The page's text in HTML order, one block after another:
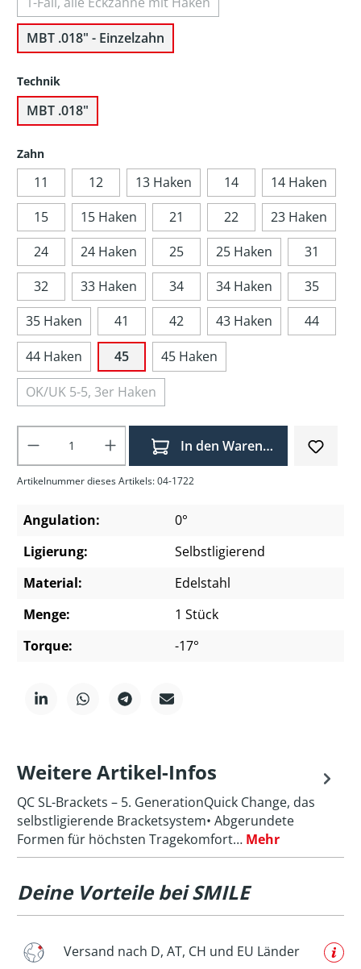
MBT .018" - Einzelzahn
Technik
MBT .018"
Zahn
11 12 13 Haken 14
14 Haken
15
15 Haken 21 22
23 Haken
24
24 Haken 25 25 Haken
31
32
33 Haken 34 34 Haken
35
35 Haken
41 42 43 Haken
44
44 Haken
45
45 Haken
OK/UK 5-5, 3er Haken
Produkt Anzahl: Gib den gewünschten
In den Warenkorb
Artikelnummer dieses Artikels: 04-1722
Angulation:
0°
Ligierung:
Selbstligierend
Material:
Edelstahl
Menge:
1 Stück
Torque:
-17°
Weitere Artikel-Infos
QC SL-Brackets – 5. GenerationQuick Change, das
selbstligierende Bracketsystem• Abgerundete
Formen für höchsten Tragekomfort… Mehr
Deine Vorteile bei SMILE
Versand nach D, AT, CH und EU Länder